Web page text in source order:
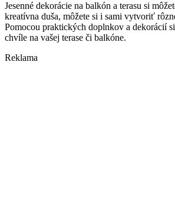
Jesenné dekorácie na balkón a terasu si
kreatívna duša, môžete si i sami vytvoriť
Pomocou praktických doplnkov a dekorácií
chvíle na vašej terase či balkóne.
Reklama